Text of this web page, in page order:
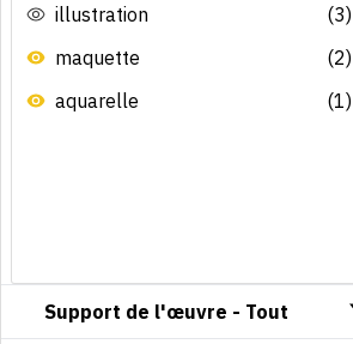
illustration
(3)
maquette
(2)
aquarelle
(1)
Support de l'œuvre - Tout